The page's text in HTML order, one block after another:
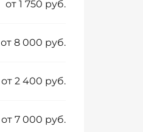
от 1 750 руб.
от 8 000 руб.
от 2 400 руб.
от 7 000 руб.